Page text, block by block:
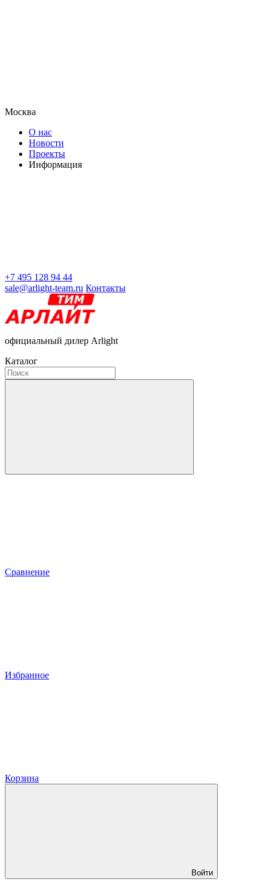
Москва
О нас
Новости
Проекты
Информация
+7 495 128 94 44
sale@arlight-team.ru Контакты
официальный дилер Arlight
Каталог
Сравнение
Избранное
Корзина
Войти